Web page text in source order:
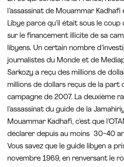
l’assassinat de Mouammar
Libye parce qu’il était sous le coup
sur le financement illicite de sa
libyens. Un certain nombre
journalistes du Monde et de
Sarkozy a reçu des millions de
millions de dollars reçus de la part
campagne de 2007. La deuxième
l’assassinat du guide de la
Mouammar Kadhafi, c’est que
déclarer depuis au moins 30-40
Vous savez que le guide libyen a
novembre 1969, en renversant le